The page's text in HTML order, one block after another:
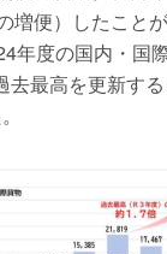
増便）したこと
年度の国内・国
去最高を更新す